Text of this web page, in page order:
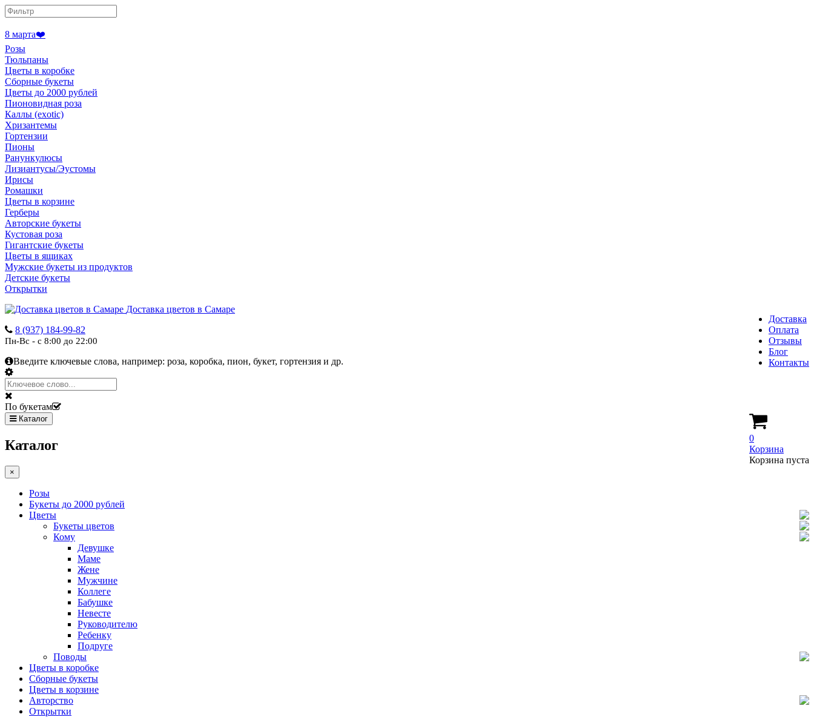
8 марта❤️
Розы
Тюльпаны
Цветы в коробке
Сборные букеты
Цветы до 2000 рублей
Пионовидная роза
Каллы (exotic)
Хризантемы
Гортензии
Пионы
Ранункулюсы
Лизиантусы/Эустомы
Ирисы
Ромашки
Цветы в корзине
Герберы
Авторские букеты
Кустовая роза
Гигантские букеты
Цветы в ящиках
Мужские букеты из продуктов
Детские букеты
Открытки
Доставка
Оплата
Отзывы
Блог
Контакты
Доставка цветов в Самаре
8 (937) 184-99-82
Пн-Вс - с 8:00 до 22:00
Введите ключевые слова, например: роза, коробка, пион, букет, гортензия и др.
По букетам
0
Корзина
Корзина пуста
Каталог
Каталог
×
Розы
Букеты до 2000 рублей
Цветы
Букеты цветов
Кому
Девушке
Маме
Жене
Мужчине
Коллеге
Бабушке
Невесте
Руководителю
Ребенку
Подруге
Поводы
Цветы в коробке
Сборные букеты
Цветы в корзине
Авторство
Открытки